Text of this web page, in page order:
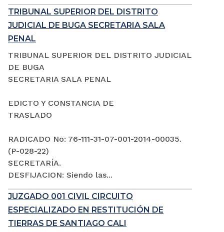
TRIBUNAL SUPERIOR DEL DISTRITO
JUDICIAL DE BUGA SECRETARIA SALA
PENAL
TRIBUNAL SUPERIOR DEL DISTRITO JUDICIAL
DE BUGA
SECRETARIA SALA PENAL
EDICTO Y CONSTANCIA DE
TRASLADO
RADICADO No: 76-111-31-07-001-2014-00035.
(P-028-22)
SECRETARÍA.
DESFIJACION: Siendo las...
JUZGADO 001 CIVIL CIRCUITO
ESPECIALIZADO EN RESTITUCIÓN DE
TIERRAS DE SANTIAGO CALI